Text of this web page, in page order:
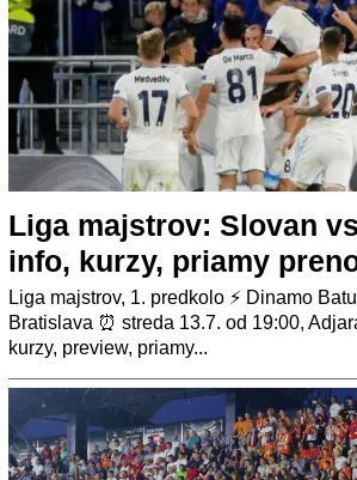
Liga majstrov: Slovan
info, kurzy, priamy
Liga majstrov, 1. predkolo ⚡ Dinamo
Bratislava ⏰ streda 13.7. od 19:00,
kurzy, preview, priamy...